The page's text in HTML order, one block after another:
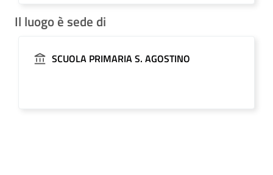
Il luogo è sede di
SCUOLA PRIMARIA S. AGOSTINO